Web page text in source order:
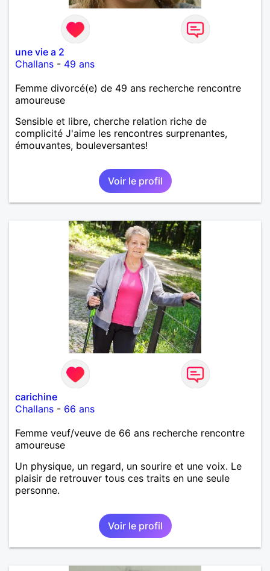
une vie a 2
Challans - 49 ans
Femme divorcé(e) de 49 ans recherche rencontre
amoureuse
Sensible et libre, cherche relation riche de
complicité J'aime les rencontres surprenantes,
émouvantes, bouleversantes!
Voir le profil
carichine
Challans - 66 ans
Femme veuf/veuve de 66 ans recherche rencontre
amoureuse
Un physique, un regard, un sourire et une voix. Le
plaisir de retrouver tous ces traits en une seule
personne.
Voir le profil